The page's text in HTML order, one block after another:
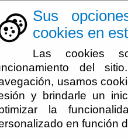
Sus
cookies en
Las cookies
del
usamos
y brindarle un
la
en función
El
DE LA JUNTA DE GOBIERNO LOCAL